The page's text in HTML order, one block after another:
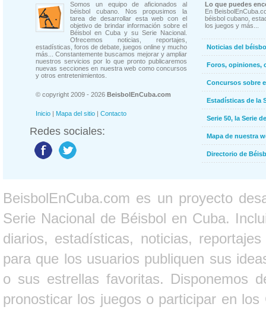
Somos un equipo de aficionados al
béisbol cubano. Nos propusimos la
tarea de desarrollar esta web con el
objetivo de brindar información sobre el
Béisbol en Cuba y su Serie Nacional.
Ofrecemos noticias, reportajes,
estadísticas, foros de debate, juegos online y mucho
más... Constantemente buscamos mejorar y ampliar
nuestros servicios por lo que pronto publicaremos
nuevas secciones en nuestra web como concursos
y otros entretenimientos.
© copyright 2009 - 2026 BeisbolEnCuba.com
Inicio | Mapa del sitio | Contacto
Redes sociales:
Lo que puedes
En
béisbol cubano,
los juegos y más...
Noticias del
Foros, opiniones,
Concursos sobre
Estadísticas de la
Serie 50, la Serie
Mapa de nuestra
Directorio de
BeisbolEnCuba.com es un proyecto
Serie Nacional de Béisbol en Cuba.
diarios, estadísticas, noticias,
para que los usuarios publiquen sus
o sus estrellas favoritas. Disponemos
pronosticar los juegos o participar en